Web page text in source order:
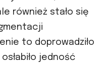
również stało się
to doprowadziło
jedność